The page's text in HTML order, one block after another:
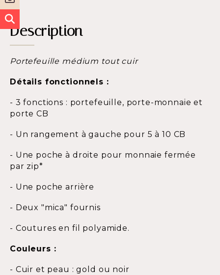
Description
Portefeuille médium tout cuir
Détails fonctionnels :
- 3 fonctions : portefeuille, porte-monnaie et
porte CB
- Un rangement à gauche pour 5 à 10 CB
- Une poche à droite pour monnaie fermée
par zip*
- Une poche arrière
- Deux "mica" fournis
- Coutures en fil polyamide.
Couleurs :
- Cuir et peau : gold ou noir